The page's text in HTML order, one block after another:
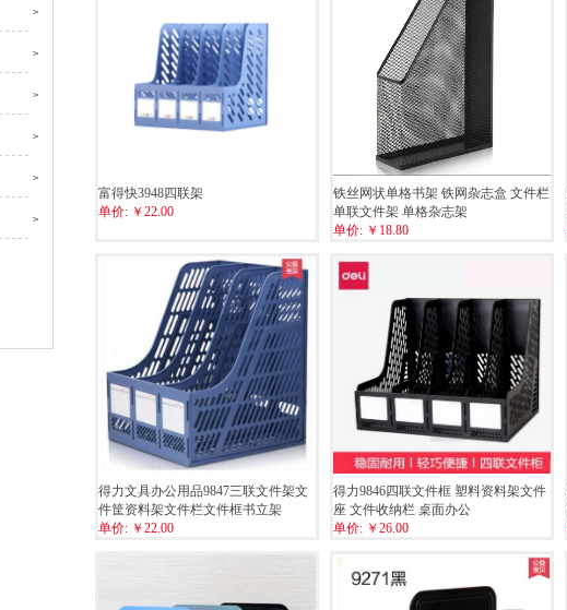
>
>
>
>
>
>
富得快3948四联架
单价: ￥22.00
铁丝网状单格书架 铁网杂志盒 文件栏
单联文件架 单格杂志架
单价: ￥18.80
得力文具办公用品9847三联文件架文
件筐资料架文件栏文件框书立架
单价: ￥22.00
得力9846四联文件框 塑料资料架文件
座 文件收纳栏 桌面办公
单价: ￥26.00